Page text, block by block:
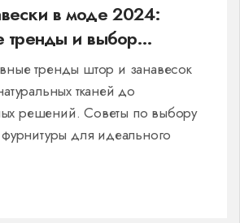
в моде 2024:
тренды и выбор
тренды штор и занавесок
тканей до
решений. Советы по выбору
фурнитуры для идеального